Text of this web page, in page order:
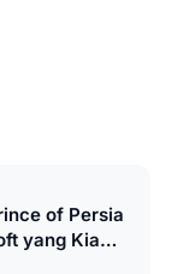
of Persia
yang Kian